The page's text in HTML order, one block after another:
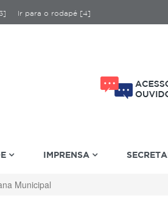
Ir para o rodapé [4]
IMPRENSA
Municipal